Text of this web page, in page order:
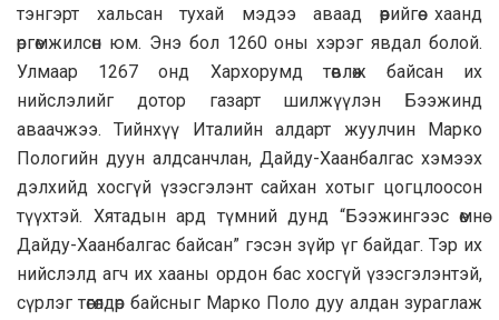
тэнгэрт хальсан тухай мэдээ аваад өөрийгөө хаанд
өргөмжилсөн юм. Энэ бол 1260 оны хэрэг явдал болой.
Улмаар 1267 онд Хархорумд төвлөж байсан их
нийслэлийг дотор газарт шилжүүлэн Бээжинд
аваачжээ. Тийнхүү Италийн алдарт жуулчин Марко
Пологийн дуун алдсанчлан, Дайду-Хаанбалгас хэмээх
дэлхийд хосгүй үзэсгэлэнт сайхан хотыг цогцлоосон
түүхтэй. Хятадын ард түмний дунд “Бээжингээс өмнө
Дайду-Хаанбалгас байсан” гэсэн зүйр үг байдаг. Тэр их
нийслэлд агч их хааны ордон бас хосгүй үзэсгэлэнтэй,
сүрлэг төгөлдөр байсныг Марко Поло дуу алдан зураглаж